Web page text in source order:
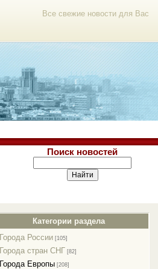
Все свежие новости для Вас
Поиск новостей
Категории раздела
Города России [105]
Города стран СНГ [82]
Города Европы [208]